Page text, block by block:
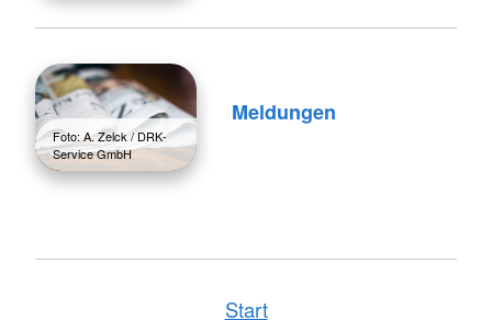
Foto: A. Zelck / DRK-
Service GmbH
Meldungen
Start